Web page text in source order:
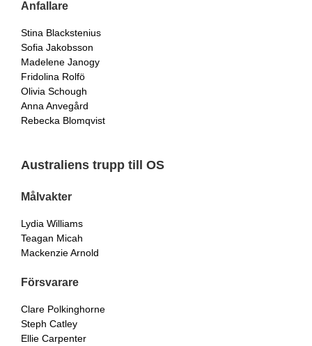
Anfallare
Stina Blackstenius
Sofia Jakobsson
Madelene Janogy
Fridolina Rolfö
Olivia Schough
Anna Anvegård
Rebecka Blomqvist
Australiens trupp till OS
Målvakter
Lydia Williams
Teagan Micah
Mackenzie Arnold
Försvarare
Clare Polkinghorne
Steph Catley
Ellie Carpenter